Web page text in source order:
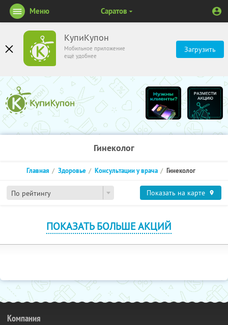
КупиКупон
Мобильное приложение
ещё удобнее
Загрузить
Меню Саратов
Гинеколог
По рейтингу
Главная Здоровье Консультации у врача Гинеколог
Показать на карте
ПОКАЗАТЬ БОЛЬШЕ АКЦИЙ
Компания